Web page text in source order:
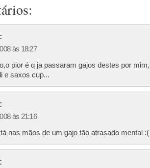
às 18:27
pior é q ja passaram gajos destes por
e saxos cup...
às 21:16
nas mãos de um gajo tão atrasado mental :(